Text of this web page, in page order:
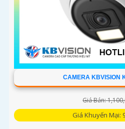
CAMERA KBVISION
Giá Bán:
Giá Khuyến Mại: